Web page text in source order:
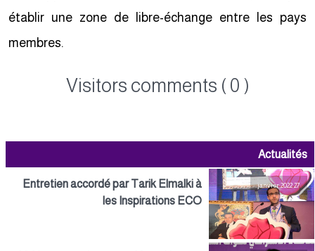
établir une zone de libre-échange entre les pays
membres.
Visitors comments ( 0 )
Actualités
27 janvier 2022
Entretien accordé par Tarik Elmalki à
les Inspirations ECO